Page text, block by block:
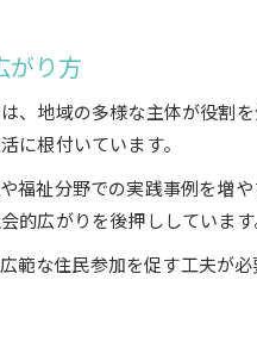
がり方
、地域の多様な主体が役
に根付いています。
福祉分野での実践事例を
的広がりを後押ししています
範な住民参加を促す工夫が